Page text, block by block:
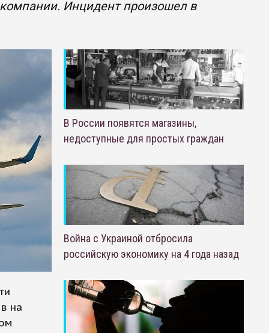
Инцидент произошел в
на
В России появятся магазины,
недоступные для простых граждан
Война с Украиной отбросила
российскую экономику на 4 года назад